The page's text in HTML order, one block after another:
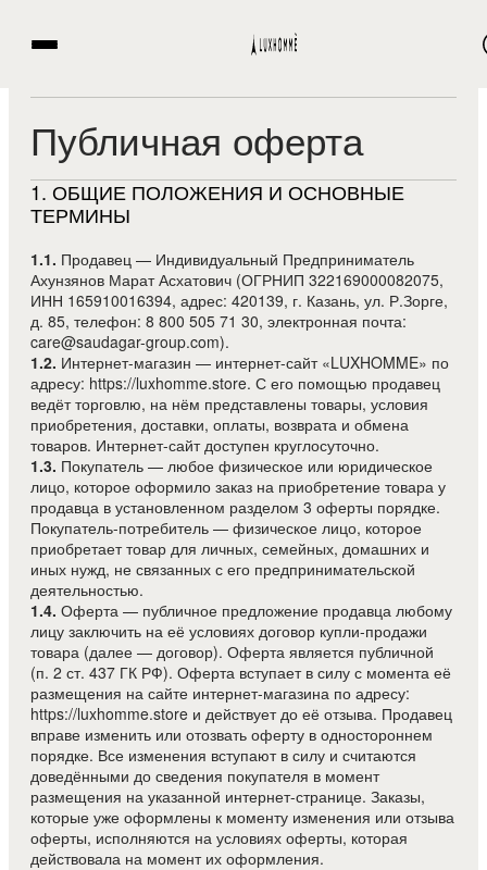
Публичная оферта
1.ОБЩИЕ ПОЛОЖЕНИЯ И ОСНОВНЫЕ
ТЕРМИНЫ
1.1. Продавец — Индивидуальный Предприниматель
Ахунзянов Марат Асхатович (ОГРНИП 322169000082075,
ИНН 165910016394, адрес: 420139, г. Казань, ул. Р.Зорге,
д. 85, телефон: 8 800 505 71 30, электронная почта:
care@saudagar-group.com).
1.2. Интернет-магазин — интернет-сайт «LUXHOMME» по
адресу: https://luxhomme.store. С его помощью продавец
ведёт торговлю, на нём представлены товары, условия
приобретения, доставки, оплаты, возврата и обмена
товаров. Интернет-сайт доступен круглосуточно.
1.3. Покупатель — любое физическое или юридическое
лицо, которое оформило заказ на приобретение товара у
продавца в установленном разделом 3 оферты порядке.
Покупатель-потребитель — физическое лицо, которое
приобретает товар для личных, семейных, домашних и
иных нужд, не связанных с его предпринимательской
деятельностью.
1.4. Оферта — публичное предложение продавца любому
лицу заключить на её условиях договор купли-продажи
товара (далее — договор). Оферта является публичной
(п. 2 ст. 437 ГК РФ). Оферта вступает в силу с момента её
размещения на сайте интернет-магазина по адресу:
https://luxhomme.store и действует до её отзыва. Продавец
вправе изменить или отозвать оферту в одностороннем
порядке. Все изменения вступают в силу и считаются
доведёнными до сведения покупателя в момент
размещения на указанной интернет-странице. Заказы,
которые уже оформлены к моменту изменения или отзыва
оферты, исполняются на условиях оферты, которая
действовала на момент их оформления.